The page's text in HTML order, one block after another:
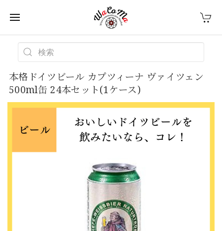
本格ドイツビール カプツィーナ ヴァイツェン
500ml缶 24本セット(1ケース)